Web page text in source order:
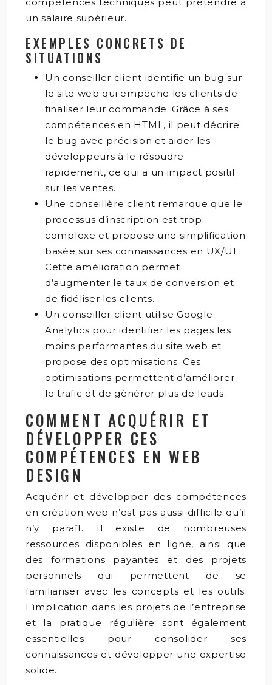
un salaire supérieur.
EXEMPLES CONCRETS DE
SITUATIONS
Un conseiller client identifie un bug sur
le site web qui empêche les clients de
finaliser leur commande. Grâce à ses
compétences en HTML, il peut décrire
le bug avec précision et aider les
développeurs à le résoudre
rapidement, ce qui a un impact positif
sur les ventes.
Une conseillère client remarque que le
processus d’inscription est trop
complexe et propose une simplification
basée sur ses connaissances en UX/UI.
Cette amélioration permet
d’augmenter le taux de conversion et
de fidéliser les clients.
Un conseiller client utilise Google
Analytics pour identifier les pages les
moins performantes du site web et
propose des optimisations. Ces
optimisations permettent d’améliorer
le trafic et de générer plus de leads.
COMMENT ACQUÉRIR ET
DÉVELOPPER CES
COMPÉTENCES EN WEB
DESIGN
Acquérir et développer des compétences
en création web n’est pas aussi difficile qu’il
n’y paraît. Il existe de nombreuses
ressources disponibles en ligne, ainsi que
des formations payantes et des projets
personnels qui permettent de se
familiariser avec les concepts et les outils.
L’implication dans les projets de l’entreprise
et la pratique régulière sont également
essentielles pour consolider ses
connaissances et développer une expertise
solide.